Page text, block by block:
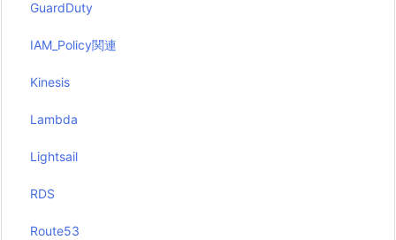
GuardDuty
IAM_Policy関連
Kinesis
Lambda
Lightsail
RDS
Route53